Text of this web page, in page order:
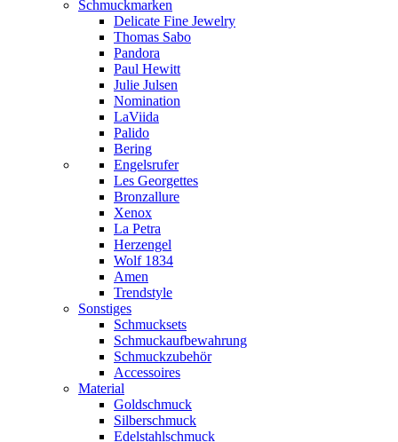
Schmuckmarken
Delicate Fine Jewelry
Thomas Sabo
Pandora
Paul Hewitt
Julie Julsen
Nomination
LaViida
Palido
Bering
Engelsrufer
Les Georgettes
Bronzallure
Xenox
La Petra
Herzengel
Wolf 1834
Amen
Trendstyle
Sonstiges
Schmucksets
Schmuckaufbewahrung
Schmuckzubehör
Accessoires
Material
Goldschmuck
Silberschmuck
Edelstahlschmuck